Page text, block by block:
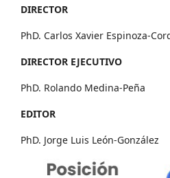
DIRECTOR
PhD. Carlos Xavier Espinoza-
DIRECTOR EJECUTIVO
PhD. Rolando Medina-Peña
EDITOR
PhD. Jorge Luis León-González